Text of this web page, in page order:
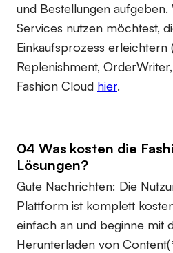
und Bestellungen
Services nutzen möchtest,
Einkaufsprozess erleichtern
Replenishment,
Fashion Cloud hier.
04 Was kosten die
Lösungen?
Gute Nachrichten: Die
Plattform ist komplett
einfach an und beginne mit
Herunterladen von